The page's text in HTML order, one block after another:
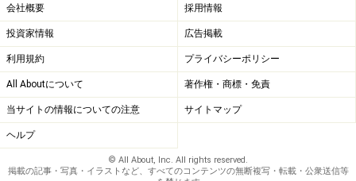
会社概要 採用情報
投資家情報 広告掲載
利用規約 プライバシーポリシー
All Aboutについて 著作権・商標・免責
当サイトの情報についての注意 サイトマップ
ヘルプ
© All About, Inc. All rights reserved.
掲載の記事・写真・イラストなど、すべてのコンテンツの無断複写・転載・公衆送信等